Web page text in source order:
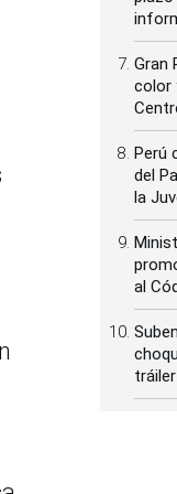
Gran
color
Perú
del
la
al